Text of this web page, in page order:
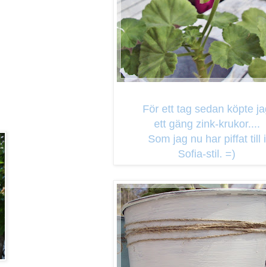
För ett tag sedan köpte
ett gäng zink-krukor....
Som jag nu har piffat till i
Sofia-stil. =)